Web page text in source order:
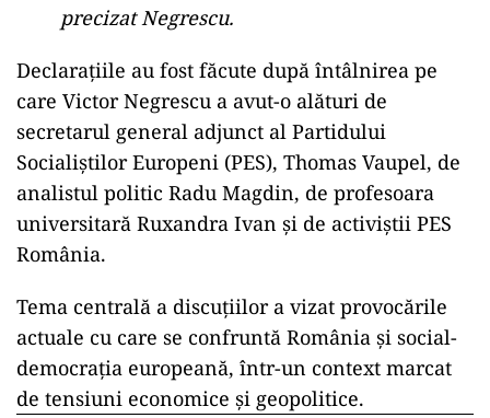
precizat Negrescu.
Declarațiile au fost făcute după întâlnirea pe
care Victor Negrescu a avut-o alături de
secretarul general adjunct al Partidului
Socialiștilor Europeni (PES), Thomas Vaupel, de
analistul politic Radu Magdin, de profesoara
universitară Ruxandra Ivan și de activiștii PES
România.
Tema centrală a discuțiilor a vizat provocările
actuale cu care se confruntă România și social-
democrația europeană, într-un context marcat
de tensiuni economice și geopolitice.